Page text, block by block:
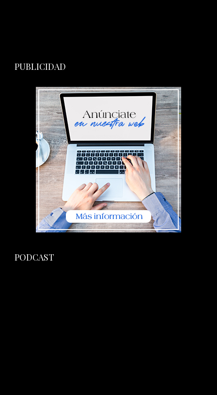
PUBLICIDAD
PODCAST